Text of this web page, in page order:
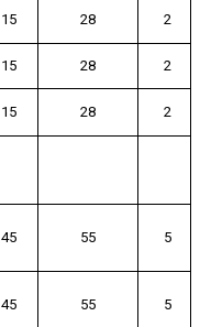
15 28 2
15 28 2
15 28 2
45 55 5
45 55 5